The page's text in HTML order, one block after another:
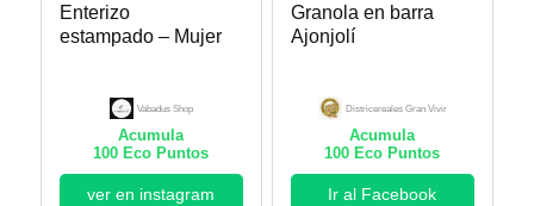
Enterizo
estampado – Mujer
Vabadus Shop
Acumula
100 Eco Puntos
ver en instagram
Granola en barra
Ajonjolí
Districereales Gran Vivir
Acumula
100 Eco Puntos
Ir al Facebook